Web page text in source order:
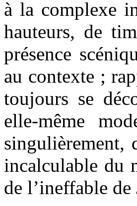
à la complexe
hauteurs, de
présence
au contexte ;
toujours se
elle-même
singulièrement,
incalculable du
de l’ineffable